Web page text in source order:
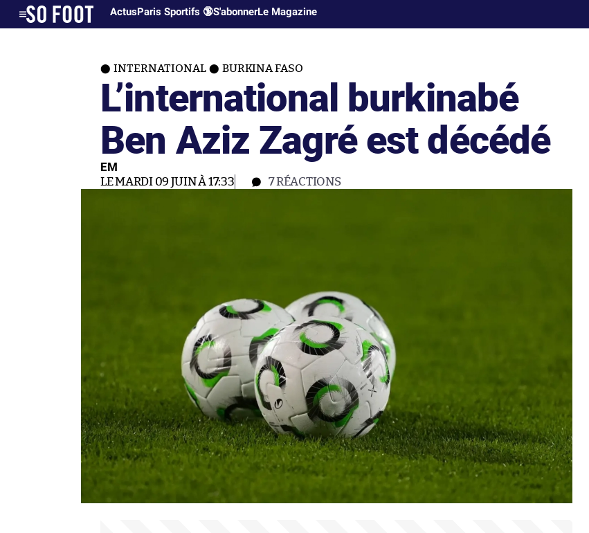
ActusParis Sportifs 🔞S'abonnerLe Magazine
INTERNATIONAL BURKINA FASO
L’international burkinabé
Ben Aziz Zagré est décédé
EM
LE MARDI 09 JUIN À 17:33 7RÉACTIONS